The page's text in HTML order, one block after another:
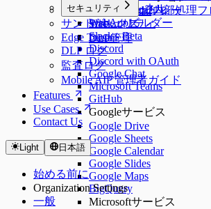
Google Gmail
Slack
Slack - Beta
Discord
Discord with OAuth
Google Chat
Microsoft Teams
GitHub
Googleサービス
Google Drive
Google Sheets
Google Calendar
Google Slides
Google Maps
BigQuery
Microsoftサービス
OAuth2内部処理フ
エッジトンネル
WebAppビルダー
🔒 セキュリティポリシー
セキュリティ
セキュリティ
DLP管理
サンドボックス
Edge Tunnel
DLP ログ
監査ログ
Mobile AIP 管理者ガイド
Features
Use Cases
Contact Us
Light 日本語
始める前に
Organization Settings
一般